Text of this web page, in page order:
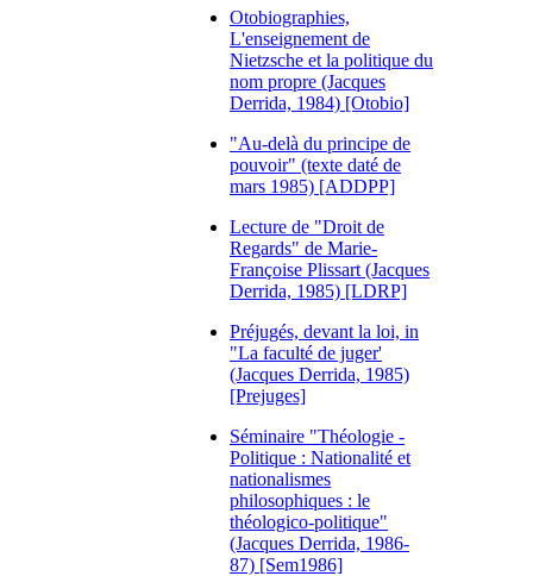
Otobiographies,
L'enseignement de
Nietzsche et la politique du
nom propre (Jacques
Derrida, 1984) [Otobio]
"Au-delà du principe de
pouvoir" (texte daté de
mars 1985) [ADDPP]
Lecture de "Droit de
Regards" de Marie-
Françoise Plissart (Jacques
Derrida, 1985) [LDRP]
Préjugés, devant la loi, in
"La faculté de juger'
(Jacques Derrida, 1985)
[Prejuges]
Séminaire "Théologie -
Politique : Nationalité et
nationalismes
philosophiques : le
théologico-politique"
(Jacques Derrida, 1986-
87) [Sem1986]